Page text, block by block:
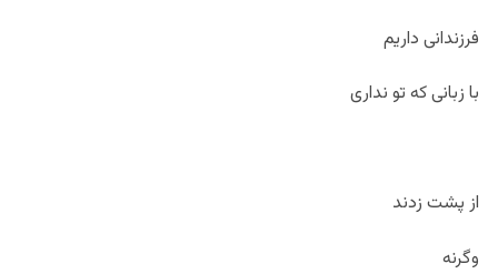
فرزندانی داریم
با زبانی که تو نداری
از پشت زدند
وگرنه